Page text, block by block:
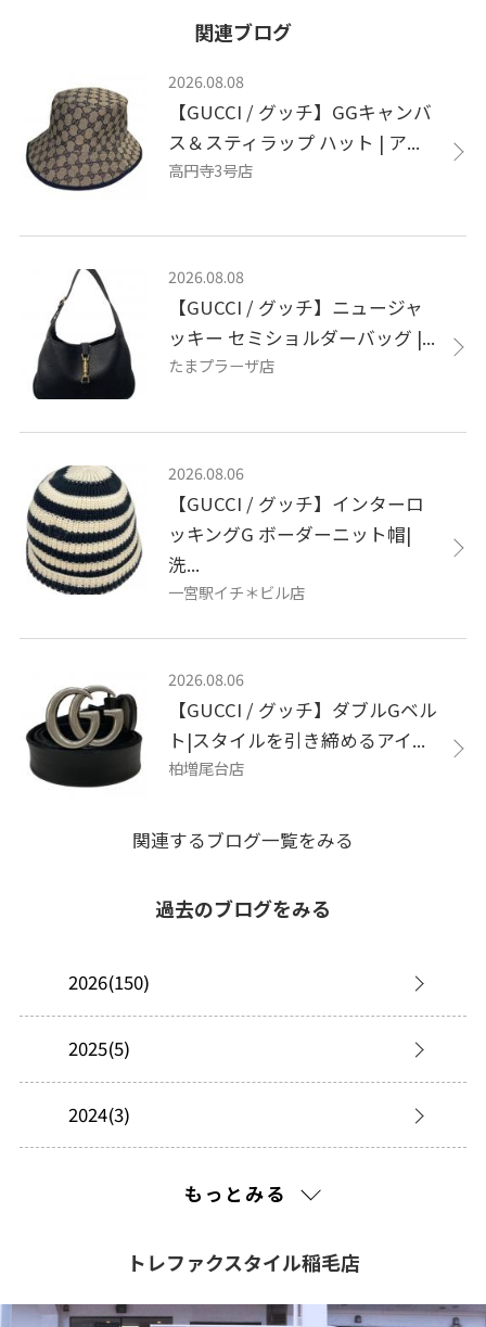
関連ブログ
2026.08.08
【GUCCI / グッチ】GGキャンバ
ス＆スティラップ ハット | ア...
高円寺3号店
2026.08.08
【GUCCI / グッチ】ニュージャ
ッキー セミショルダーバッグ |...
たまプラーザ店
2026.08.06
【GUCCI / グッチ】インターロ
ッキングG ボーダーニット帽|
洗...
一宮駅イチ＊ビル店
2026.08.06
【GUCCI / グッチ】ダブルGベル
ト|スタイルを引き締めるアイ...
柏増尾台店
関連するブログ一覧をみる
過去のブログをみる
2026(150)
2025(5)
2024(3)
2021(347)
もっとみる
トレファクスタイル稲毛店